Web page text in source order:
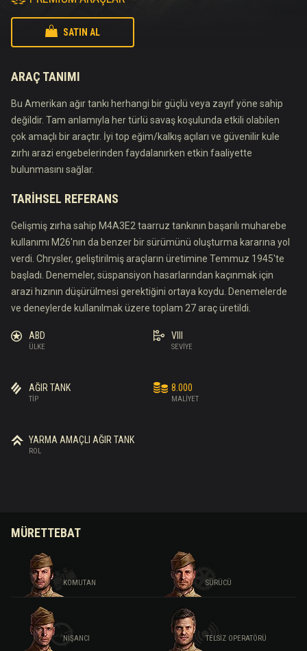
SATIN AL
ARAÇ TANIMI
Bu Amerikan ağır tankı herhangi bir güçlü veya zayıf yöne sahip
değildir. Tam anlamıyla her türlü savaş koşulunda etkili olabilen
çok amaçlı bir araçtır. İyi top eğim/kalkış açıları ve güvenilir kule
zırhı arazi engebelerinden faydalanırken etkin faaliyette
bulunmasını sağlar.
TARIHSEL REFERANS
Gelişmiş zırha sahip M4A3E2 taarruz tankının başarılı muharebe
kullanımı M26'nın da benzer bir sürümünü oluşturma kararına yol
verdi. Chrysler, geliştirilmiş araçların üretimine Temmuz 1945'te
başladı. Denemeler, süspansiyon hasarlarından kaçınmak için
arazi hızının düşürülmesi gerektiğini ortaya koydu. Denemelerde
ve deneylerde kullanılmak üzere toplam 27 araç üretildi.
ÜLKE
ABD
SEVIYE
VIII
TIP
AĞIR TANK
MALIYET
8.000
ROL
YARMA AMAÇLI AĞIR TANK
MÜRETTEBAT
KOMUTAN SÜRÜCÜ
NIŞANCI TELSIZ OPERATÖRÜ